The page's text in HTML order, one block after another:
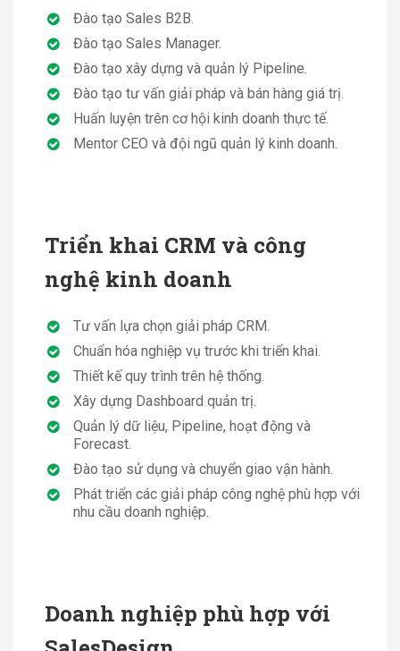
Đào tạo Sales B2B.
Đào tạo Sales Manager.
Đào tạo xây dựng và quản lý Pipeline.
Đào tạo tư vấn giải pháp và bán hàng giá trị.
Huấn luyện trên cơ hội kinh doanh thực tế.
Mentor CEO và đội ngũ quản lý kinh doanh.
Triển khai CRM và công
nghệ kinh doanh
Tư vấn lựa chọn giải pháp CRM.
Chuẩn hóa nghiệp vụ trước khi triển khai.
Thiết kế quy trình trên hệ thống.
Xây dựng Dashboard quản trị.
Quản lý dữ liệu, Pipeline, hoạt động và
Forecast.
Đào tạo sử dụng và chuyển giao vận hành.
Phát triển các giải pháp công nghệ phù hợp với
nhu cầu doanh nghiệp.
Doanh nghiệp phù hợp với